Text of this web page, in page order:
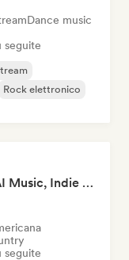
Dance music
seguite
Rock elettronico
Pop Machine Mode 🤖 AI Music, Indie Pop & Dream Pop
seguite